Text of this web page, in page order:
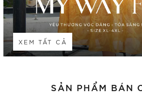
XEM TẤT CẢ
SẢN PHẨM BÁN